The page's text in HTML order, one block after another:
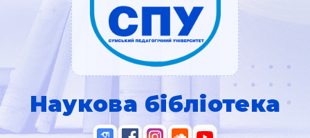
Наукова бібліотека